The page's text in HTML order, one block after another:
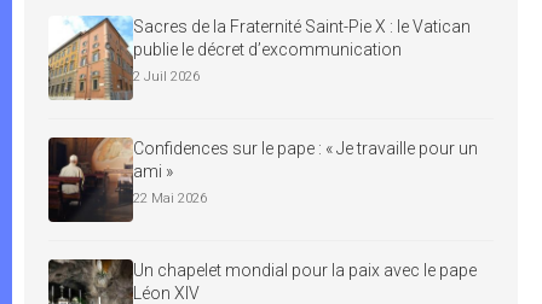
Sacres de la Fraternité Saint-Pie X : le Vatican
publie le décret d’excommunication
2 Juil 2026
Confidences sur le pape : « Je travaille pour un
ami »
22 Mai 2026
Un chapelet mondial pour la paix avec le pape
Léon XIV